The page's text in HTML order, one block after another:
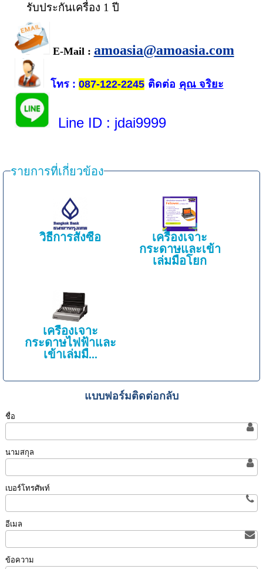
รับประกันเครื่อง 1 ปี
E-Mail : amoasia@amoasia.com
โทร: 087-122-2245ติดต่อ คุณ จริยะ
Line ID : jdai9999
รายการที่เกี่ยวข้อง
วิธีการสั่งซื้อ
เครื่องเจาะ
กระดาษและเข้า
เล่มมือโยก
เครื่องเจาะ
กระดาษไฟฟ้าและ
เข้าเล่มมื...
แบบฟอร์มติดต่อกลับ
ชื่อ
นามสกุล
เบอร์โทรศัพท์
อีเมล
ข้อความ